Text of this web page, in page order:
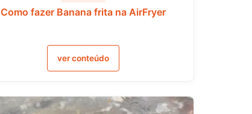
Como fazer Banana frita na AirFryer
ver conteúdo